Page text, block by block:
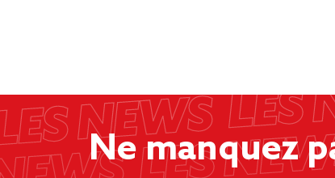
Ne manquez